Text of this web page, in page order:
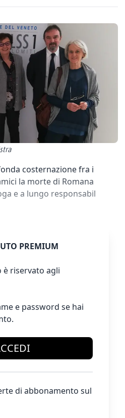
costernazione fra i
la morte di Romana
e a lungo responsabil
PREMIUM
riservato agli
e password se hai
di abbonamento sul